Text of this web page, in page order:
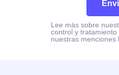
Lee más sobre
control y
nuestras menciones